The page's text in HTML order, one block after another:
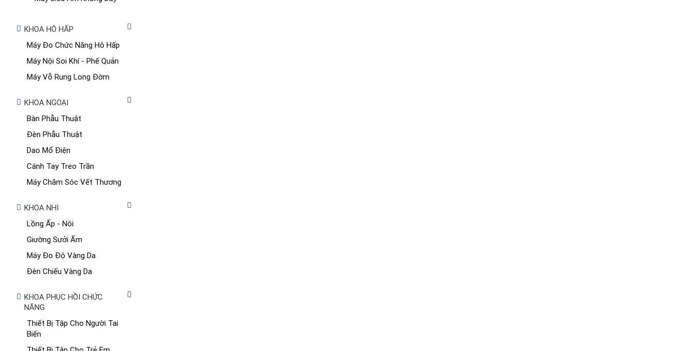
KHOA HÔ HẤP
Máy Đo Chức Năng Hô Hấp
Máy Nội Soi Khí - Phế Quản
Máy Vỗ Rung Long Đờm
KHOA NGOẠI
Bàn Phẫu Thuật
Đèn Phẫu Thuật
Dao Mổ Điện
Cánh Tay Treo Trần
Máy Chăm Sóc Vết Thương
KHOA NHI
Lồng Ấp - Nôi
Giường Sưởi Ấm
Máy Đo Độ Vàng Da
Đèn Chiếu Vàng Da
KHOA PHỤC HỒI CHỨC
NĂNG
Thiết Bị Tập Cho Người Tai
Biến